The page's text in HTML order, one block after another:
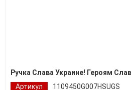
Ручка Слава Украине! Героям
Артикул
1109450G007HSUGS